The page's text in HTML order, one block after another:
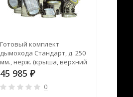
Готовый комплект
дымохода Стандарт, д. 250
мм., нерж. (крыша, верхний
выход)
45 985₽
0